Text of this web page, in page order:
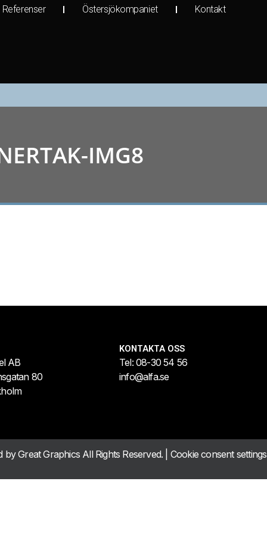
Referenser Östersjökompaniet Kontakt
IMG8
AB
80
KONTAKTA OSS
Tel: 08-30 54 56
info@alfa.se
byGreat Graphics All Rights Reserved. | Cookie consent settings